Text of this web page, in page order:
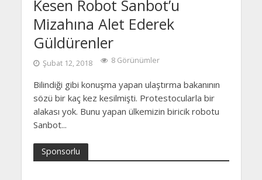
Kesen Robot Sanbot’u
Mizahına Alet Ederek
Güldürenler
Şubat 12, 2018 8 Görünümler
Bilindiği gibi konuşma yapan ulaştırma bakanının
sözü bir kaç kez kesilmişti. Protestocularla bir
alakası yok. Bunu yapan ülkemizin biricik robotu
Sanbot...
Sponsorlu